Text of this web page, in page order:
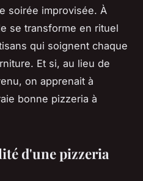
soirée improvisée. À
se transforme en rituel
qui soignent chaque
Et si, au lieu de
on apprenait à
bonne pizzeria à
d'une pizzeria